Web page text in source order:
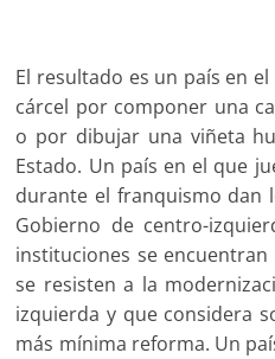
El resultado es un país en
cárcel por componer una
o por dibujar una viñeta
Estado. Un país en el que
durante el franquismo dan
Gobierno de centro-
instituciones se
se resisten a la
izquierda y que considera
más mínima reforma. Un